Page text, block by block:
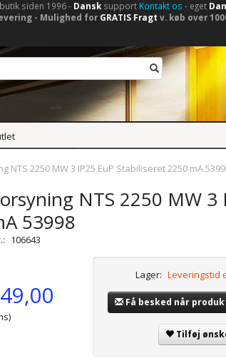
siden 1996 - Dansksupport Kontakt os - eget
- Mulighed for GRATIS Fragt v. køb over
NTS 2250 MW 3 IP25 EuP Stabiliseret 2250 mA
NTS 2250 MW 3
53998
106643
Lager: Leveringstid
Få besked når
Tilføj